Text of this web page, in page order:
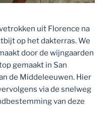
uit Florence na
op het dakterras. We
door de wijngaarden
gemaakt in San
de Middeleeuwen. Hier
via de snelweg
van deze